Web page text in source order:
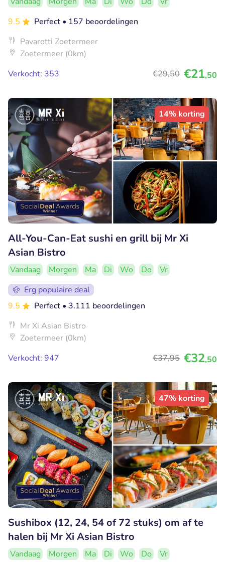
9.5
Perfect • 157 beoordelingen
Pavarotti Zoetermeer
Zoetermeer (0km)
Verkocht: 353
€29,50 €21,50
14% korting
All-You-Can-Eat sushi en grill bij Mr Xi
Asian Bistro
Vandaag Morgen Ma Di Wo Do
Vr
Erg populaire deal
9.5
Perfect • 3.111 beoordelingen
Mr Xi Asian Bistro
Zoetermeer (0km)
Verkocht: 947
€37,95 €32,50
47% korting
Sushibox (12, 24, 54 of 72 stuks) om af te
halen bij Mr Xi Asian Bistro
Vandaag Morgen Ma Di Wo Do Vr